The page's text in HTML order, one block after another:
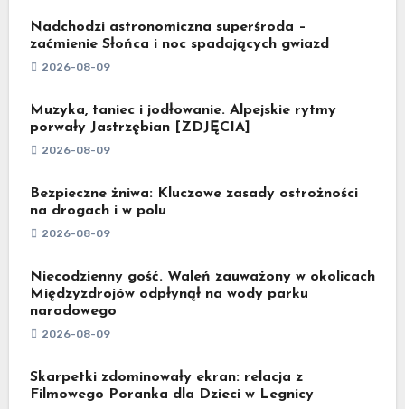
Nadchodzi astronomiczna superśroda –
zaćmienie Słońca i noc spadających gwiazd
2026-08-09
Muzyka, taniec i jodłowanie. Alpejskie rytmy
porwały Jastrzębian [ZDJĘCIA]
2026-08-09
Bezpieczne żniwa: Kluczowe zasady ostrożności
na drogach i w polu
2026-08-09
Niecodzienny gość. Waleń zauważony w okolicach
Międzyzdrojów odpłynął na wody parku
narodowego
2026-08-09
Skarpetki zdominowały ekran: relacja z
Filmowego Poranka dla Dzieci w Legnicy